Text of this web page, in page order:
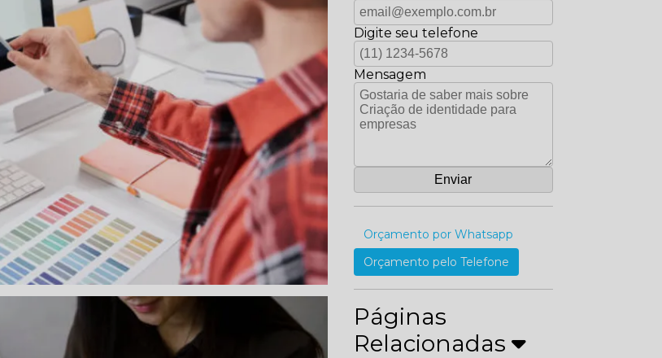
Digite seu telefone
Mensagem
Orçamento por Whatsapp
Orçamento pelo Telefone
Páginas
Relacionadas